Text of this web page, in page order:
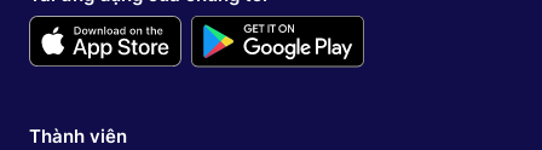
Thành viên